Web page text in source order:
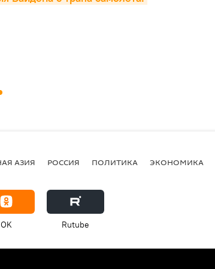
АЗИЯ РОССИЯ ПОЛИТИКА ЭКОНОМИКА
OK Rutube